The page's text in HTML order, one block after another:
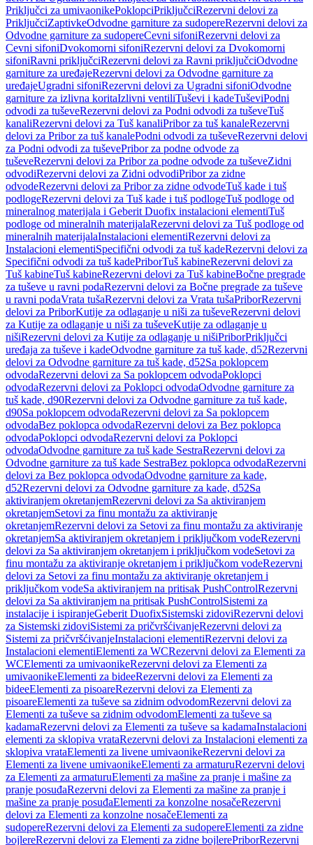
Priključci za umivaonikePoklopciPriključciRezervni delovi za
PriključciZaptivkeOdvodne garniture za sudopereRezervni delovi za
Odvodne garniture za sudopereCevni sifoniRezervni delovi za
Cevni sifoniDvokomorni sifoniRezervni delovi za Dvokomorni
sifoniRavni priključciRezervni delovi za Ravni priključciOdvodne
garniture za uređajeRezervni delovi za Odvodne garniture za
uređajeUgradni sifoniRezervni delovi za Ugradni sifoniOdvodne
garniture za izlivna koritaIzlivni ventiliTuševi i kadeTuševiPodni
odvodi za tuševeRezervni delovi za Podni odvodi za tuševeTuš
kanaliRezervni delovi za Tuš kanaliPribor za tuš kanaleRezervni
delovi za Pribor za tuš kanalePodni odvodi za tuševeRezervni delovi
za Podni odvodi za tuševePribor za podne odvode za
tuševeRezervni delovi za Pribor za podne odvode za tuševeZidni
odvodiRezervni delovi za Zidni odvodiPribor za zidne
odvodeRezervni delovi za Pribor za zidne odvodeTuš kade i tuš
podlogeRezervni delovi za Tuš kade i tuš podlogeTuš podloge od
mineralnog materijala i Geberit Duofix instalacioni elementiTuš
podloge od mineralnih materijalaRezervni delovi za Tuš podloge od
mineralnih materijalaInstalacioni elementiRezervni delovi za
Instalacioni elementiSpecifični odvodi za tuš kadeRezervni delovi za
Specifični odvodi za tuš kadePriborTuš kabineRezervni delovi za
Tuš kabineTuš kabineRezervni delovi za Tuš kabineBočne pregrade
za tuševe u ravni podaRezervni delovi za Bočne pregrade za tuševe
u ravni podaVrata tušaRezervni delovi za Vrata tušaPriborRezervni
delovi za PriborKutije za odlaganje u niši za tuševeRezervni delovi
za Kutije za odlaganje u niši za tuševeKutije za odlaganje u
nišiRezervni delovi za Kutije za odlaganje u nišiPriborPriključci
uređaja za tuševe i kadeOdvodne garniture za tuš kade, d52Rezervni
delovi za Odvodne garniture za tuš kade, d52Sa poklopcem
odvodaRezervni delovi za Sa poklopcem odvodaPoklopci
odvodaRezervni delovi za Poklopci odvodaOdvodne garniture za
tuš kade, d90Rezervni delovi za Odvodne garniture za tuš kade,
d90Sa poklopcem odvodaRezervni delovi za Sa poklopcem
odvodaBez poklopca odvodaRezervni delovi za Bez poklopca
odvodaPoklopci odvodaRezervni delovi za Poklopci
odvodaOdvodne garniture za tuš kade SestraRezervni delovi za
Odvodne garniture za tuš kade SestraBez poklopca odvodaRezervni
delovi za Bez poklopca odvodaOdvodne garniture za kade,
d52Rezervni delovi za Odvodne garniture za kade, d52Sa
aktiviranjem okretanjemRezervni delovi za Sa aktiviranjem
okretanjemSetovi za finu montažu za aktiviranje
okretanjemRezervni delovi za Setovi za finu montažu za aktiviranje
okretanjemSa aktiviranjem okretanjem i priključkom vodeRezervni
delovi za Sa aktiviranjem okretanjem i priključkom vodeSetovi za
finu montažu za aktiviranje okretanjem i priključkom vodeRezervni
delovi za Setovi za finu montažu za aktiviranje okretanjem i
priključkom vodeSa aktiviranjem na pritisak PushControlRezervni
delovi za Sa aktiviranjem na pritisak PushControlSistemi za
instalacije i ispiranjeGeberit DuofixSistemski zidoviRezervni delovi
za Sistemski zidoviSistemi za pričvršćivanjeRezervni delovi za
Sistemi za pričvršćivanjeInstalacioni elementiRezervni delovi za
Instalacioni elementiElementi za WCRezervni delovi za Elementi za
WCElementi za umivaonikeRezervni delovi za Elementi za
umivaonikeElementi za bideeRezervni delovi za Elementi za
bideeElementi za pisoareRezervni delovi za Elementi za
pisoareElementi za tuševe sa zidnim odvodomRezervni delovi za
Elementi za tuševe sa zidnim odvodomElementi za tuševe sa
kadamaRezervni delovi za Elementi za tuševe sa kadamaInstalacioni
elementi za sklopiva vrataRezervni delovi za Instalacioni elementi za
sklopiva vrataElementi za livene umivaonikeRezervni delovi za
Elementi za livene umivaonikeElementi za armaturuRezervni delovi
za Elementi za armaturuElementi za mašine za pranje i mašine za
pranje posuđaRezervni delovi za Elementi za mašine za pranje i
mašine za pranje posuđaElementi za konzolne nosačeRezervni
delovi za Elementi za konzolne nosačeElementi za
sudopereRezervni delovi za Elementi za sudopereElementi za zidne
bojlereRezervni delovi za Elementi za zidne bojlerePriborRezervni